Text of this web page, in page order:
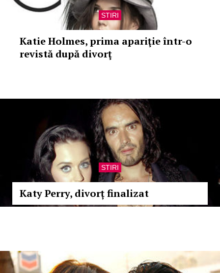
STIRI
Katie Holmes, prima apariţie într-o
revistă după divorţ
STIRI
Katy Perry, divorț finalizat